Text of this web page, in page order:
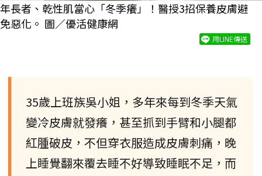
年長者、乾性肌當心「冬季癢」！醫授3招保養皮膚避
免惡化。 圖／優活健康網
用LINE傳送
35歲上班族吳小姐，多年來每到冬季天氣
變冷皮膚就發癢，甚至抓到手臂和小腿都
紅腫破皮，不但穿衣服造成皮膚刺痛，晚
上睡覺翻來覆去睡不好導致睡眠不足，而